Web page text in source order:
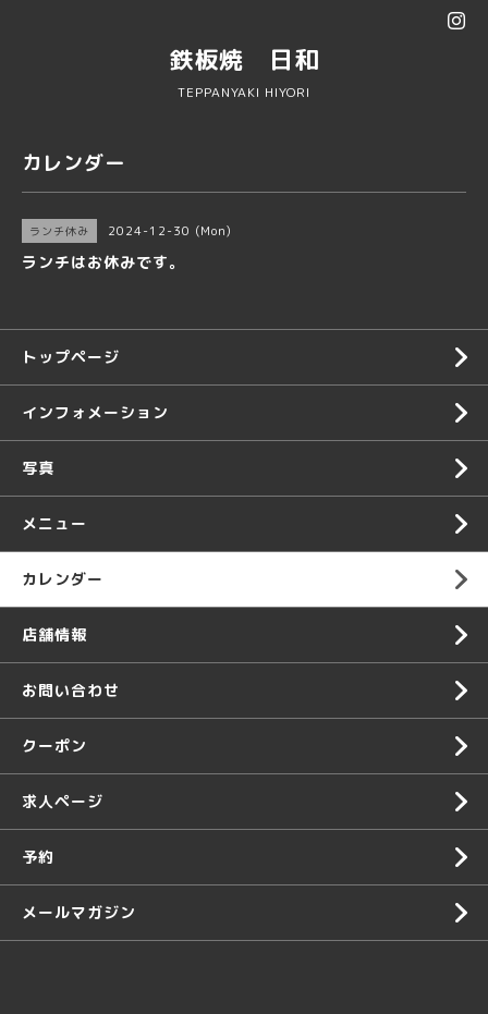
鉄板焼 日和
TEPPANYAKI HIYORI
カレンダー
ランチ休み 2024-12-30 (Mon)
ランチはお休みです。
トップページ
インフォメーション
写真
メニュー
カレンダー
店舗情報
お問い合わせ
クーポン
求人ページ
予約
メールマガジン